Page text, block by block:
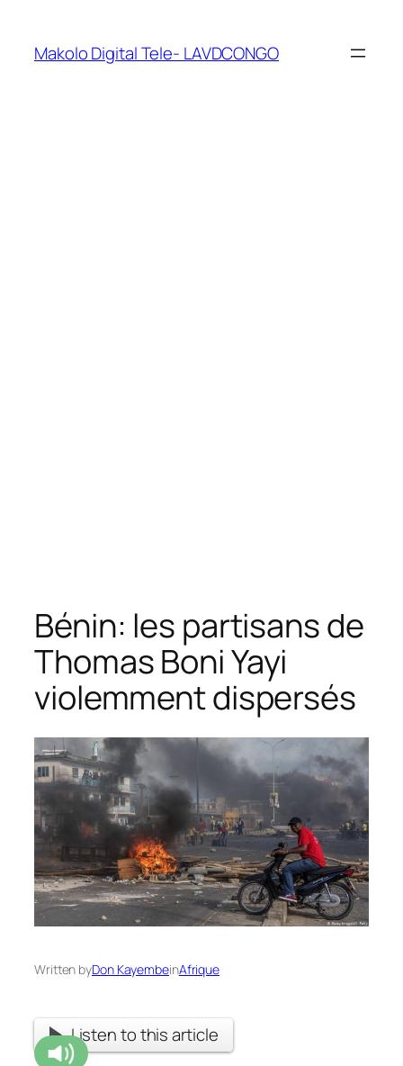
Makolo Digital Tele- LAVDCONGO
Bénin: les partisans de
Thomas Boni Yayi
violemment dispersés
Written byDon KayembeinAfrique
Listen to this article